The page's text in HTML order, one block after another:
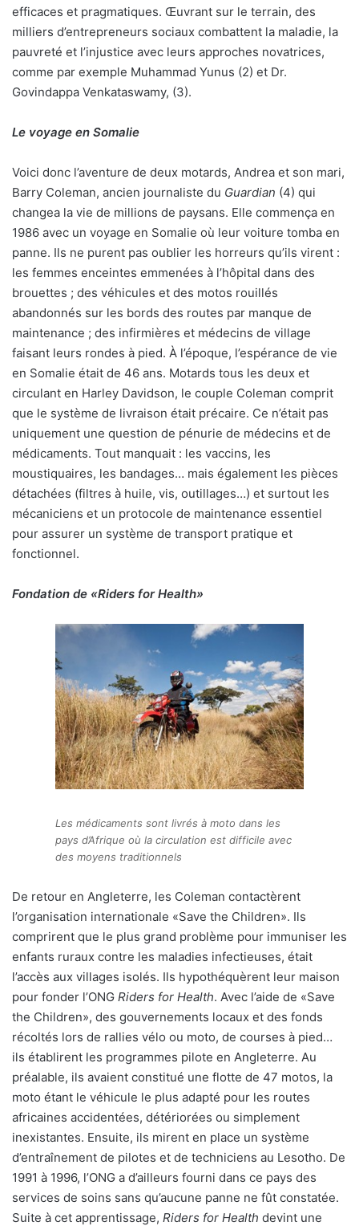
efficaces et pragmatiques. Œuvrant sur le terrain, des
milliers d’entrepreneurs sociaux combattent la maladie, la
pauvreté et l’injustice avec leurs approches novatrices,
comme par exemple Muhammad Yunus (2) et Dr.
Govindappa Venkataswamy, (3).
Le voyage en Somalie
Voici donc l’aventure de deux motards, Andrea et son mari,
Barry Coleman, ancien journaliste du Guardian (4) qui
changea la vie de millions de paysans. Elle commença en
1986 avec un voyage en Somalie où leur voiture tomba en
panne. Ils ne purent pas oublier les horreurs qu’ils virent :
les femmes enceintes emmenées à l’hôpital dans des
brouettes ; des véhicules et des motos rouillés
abandonnés sur les bords des routes par manque de
maintenance ; des infirmières et médecins de village
faisant leurs rondes à pied. À l’époque, l’espérance de vie
en Somalie était de 46 ans. Motards tous les deux et
circulant en Harley Davidson, le couple Coleman comprit
que le système de livraison était précaire. Ce n’était pas
uniquement une question de pénurie de médecins et de
médicaments. Tout manquait : les vaccins, les
moustiquaires, les bandages… mais également les pièces
détachées (filtres à huile, vis, outillages…) et surtout les
mécaniciens et un protocole de maintenance essentiel
pour assurer un système de transport pratique et
fonctionnel.
Fondation de «Riders for Health»
Les médicaments sont livrés à moto dans les
pays d’Afrique où la circulation est difficile avec
des moyens traditionnels
De retour en Angleterre, les Coleman contactèrent
l’organisation internationale «Save the Children». Ils
comprirent que le plus grand problème pour immuniser les
enfants ruraux contre les maladies infectieuses, était
l’accès aux villages isolés. Ils hypothéquèrent leur maison
pour fonder l’ONG Riders for Health. Avec l’aide de «Save
the Children», des gouvernements locaux et des fonds
récoltés lors de rallies vélo ou moto, de courses à pied…
ils établirent les programmes pilote en Angleterre. Au
préalable, ils avaient constitué une flotte de 47 motos, la
moto étant le véhicule le plus adapté pour les routes
africaines accidentées, détériorées ou simplement
inexistantes. Ensuite, ils mirent en place un système
d’entraînement de pilotes et de techniciens au Lesotho. De
1991 à 1996, l’ONG a d’ailleurs fourni dans ce pays des
services de soins sans qu’aucune panne ne fût constatée.
Suite à cet apprentissage, Riders for Health devint une